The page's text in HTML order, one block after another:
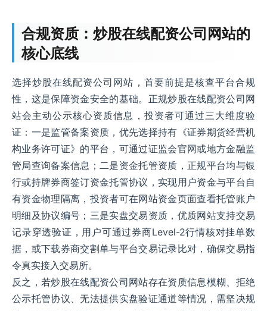
合规资质：炒股在线配资公司网站的
核心底线
选择炒股在线配资公司网站，首要前提是核查平台合规
性，这是保障资金安全的基础。正规炒股在线配资公司网
站会主动公示核心资质信息，投资者可通过三大维度验
证：一是监管备案资质，优先选择持有《证券期货经营机
构业务许可证》的平台，可通过证监会官网或地方金融监
管局查询备案信息；二是资金托管资质，正规平台均与银
行或持牌券商签订资金托管协议，实现用户资金与平台自
有资金物理隔离，投资者可在网站资金页面查看托管账户
明细及协议编号；三是实盘交易资质，优质网站支持交易
记录穿透验证，用户可通过券商Level-2行情核对挂单数
据，或下载券商交割单与平台交易记录比对，确保交易指
令真实接入交易所。
反之，若炒股在线配资公司网站存在资质信息模糊、拒绝
公示托管协议、无法提供实盘验证通道等情况，需坚决规